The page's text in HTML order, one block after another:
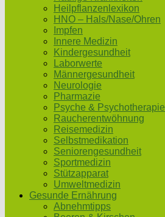
Heilpflanzenlexikon
HNO – Hals/Nase/Ohren
Impfen
Innere Medizin
Kindergesundheit
Laborwerte
Männergesundheit
Neurologie
Pharmazie
Psyche & Psychotherapie
Raucherentwöhnung
Reisemedizin
Selbstmedikation
Seniorengesundheit
Sportmedizin
Stützapparat
Umweltmedizin
Gesunde Ernährung
Abnehmtipps